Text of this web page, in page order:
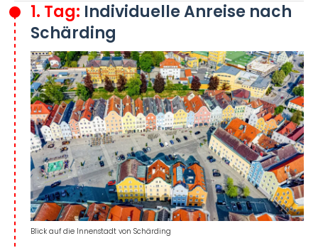
1. Tag: Individuelle Anreise nach
Schärding
Blick auf die Innenstadt von Schärding